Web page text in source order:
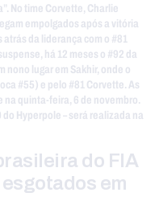
No time Corvette, Charlie
empolgados após a vitória
da liderança com o #81
há 12 meses o #92 da
nono lugar em Sakhir, onde o
#55) e pelo #81 Corvette. As
na quinta-feira, 6 de novembro.
Hyperpole – será realizada na
do FIA
em